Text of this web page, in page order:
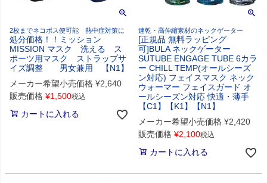
2枚までネコポス便可能 熱中症対策に
処分価格！！ミッション
MISSION マスク 洗える ス
ポーツ用マスク ストラップサ
イズ調整 男女兼用 【N1】
メーカー希望小売価格 ¥2,640
販売価格 ¥1,500税込
カートに入れる
速乾・高伸縮素材のネックゲーター
[正規品 無料ラッピング
可]BULA ネックゲーター
SUTUBE ENGAGE TUBE 6カラ
ー CHILL TEMP(オールシーズ
ン対応) フェイスマスク ネック
ウォーマー フェイスガード オ
ールシーズン対応 快適・薄手
【C1】【K1】【N1】
メーカー希望小売価格 ¥2,420
販売価格 ¥2,100税込
カートに入れる